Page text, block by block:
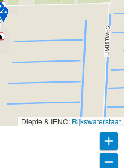
Diepte & IENC: Rijkswaterstaat